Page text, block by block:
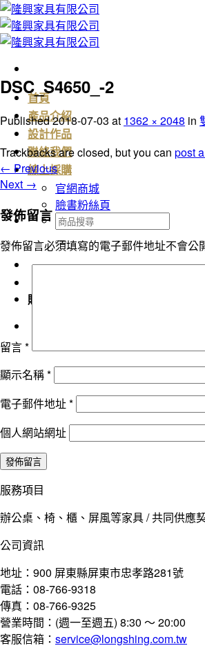
Skip
to
content
首頁
產品介紹
設計作品
聯絡我們
線上採購
官網商城
臉書粉絲頁
搜
尋
關
鍵
購物車
DSC_S4650_-2
Published2018-07-03 at 1362 × 2048 in
Trackbacks are closed, but you can post
← Previous
Next →
發佈留言
發佈留言必須填寫的電子郵件地址不會公
留言*
顯示名稱*
電子郵件地址*
個人網站網址
服務項目
辦公桌、椅、櫃、屏風等家具 / 共同供應
公司資訊
地址：900 屏東縣屏東市忠孝路281號
電話：08-766-9318
傳真：08-766-9325
營業時間：(週一至週五) 8:30 ～ 20:00
客服信箱： service@longshing.com.tw